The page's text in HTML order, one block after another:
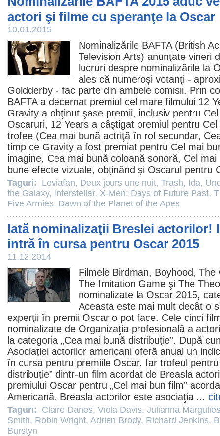
actori şi filme cu speranţe la Oscar
10.01.2015
Nominalizările BAFTA (British
Television Arts) anunţate vineri
lucruri despre nominalizările la
ales că numeroşi votanţi -
Goldderby - fac parte din ambele comisii. Prin
BAFTA a decernat premiul cel mare filmului 12
Gravity a obţinut şase premii, inclusiv pentru
Oscaruri, 12 Years a câştigat premiul pentru
trofee (Cea mai bună actriţă în rol secundar,
timp ce Gravity a fost premiat pentru Cel mai
imagine, Cea mai bună coloană sonoră, Cel
bune efecte vizuale, obţinând şi Oscarul pentru
Taguri: Leviafan, Deux jours une nuit, Trash, Ida,
the Galaxy, Interstellar, X-Men: Days of Future Past,
Five Armies, Dawn of the Planet of the Apes
Iată nominalizaţii Breslei actorilor!
intră în cursa pentru Oscar 2015
11.12.2014
Filmele Birdman, Boyhood, The
The Imitation Game şi The
nominalizate la Oscar 2015,
Aceasta este mai mult decât o
experţii în premii Oscar o pot face. Cele cinci
nominalizate de Organizaţia profesională a
la categoria „Cea mai bună distribuţie”. După
Asociației actorilor americani oferă anual un
în cursa pentru premiile Oscar. Iar trofeul
distribuție” dintr-un film acordat de Breasla
premiului Oscar pentru „Cel mai bun film”
Americană. Breasla actorilor este asociaţia ...
Taguri: Claire Danes, Viola Davis, Julianna Margulies
Smith, Robin Wright, Adrien Brody, Richard Jenkins,
Burstyn